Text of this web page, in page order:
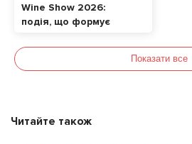
Wine Show 2026:
подія, що формує
культуру в Україні
Показати все
Читайте також